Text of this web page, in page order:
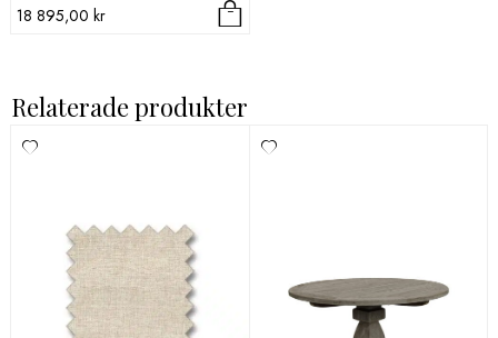
18 895,00 kr
Relaterade produkter